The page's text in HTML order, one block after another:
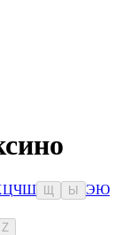
ЦЧШ Ы ЭЮ
Z